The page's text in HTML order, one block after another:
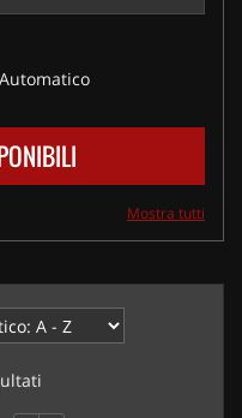
Automatico
Mostra tutti